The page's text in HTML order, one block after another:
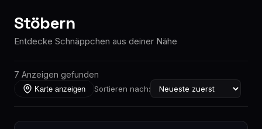
Stöbern
Entdecke Schnäppchen aus deiner Nähe
7 Anzeigen gefunden
Karte anzeigen Sortieren nach: